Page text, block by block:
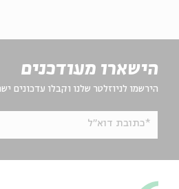
הישארו מעודכנים
הירשמו לניוזלטר שלנו וקבלו עדכונים
*כתובת דוא"ל